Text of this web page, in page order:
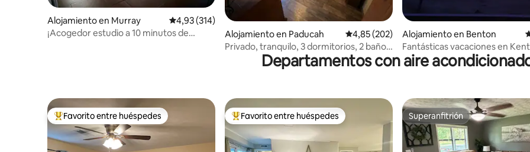
Alojamiento en Murray Calificación promedio: 4,93 de 5. 314 evaluaciones
4,93 (314)
¡Acogedor estudio a 10 minutos de
Alojamiento en Paducah Calificación promedio: 4,85 de 5. 202
4,85 (202)
Privado, tranquilo, 3 dormitorios, 2 baños
en un terreno de 1,5 acres
Alojamiento en Benton
Fantásticas vacaciones en
Lake
Departamentos con aire
Favorito entre los huéspedes más destacados
Favorito entre huéspedes Favorito entre los huéspedes más destacados
Favorito entre huéspedes Superanfitrión
Superanfitrión